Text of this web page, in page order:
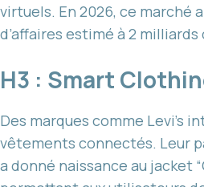
virtuels. En 2026, ce marché
d’affaires estimé à 2 milliards
H3 : Smart
Des marques comme Levi’s
vêtements connectés. Leur
a donné naissance au jacket